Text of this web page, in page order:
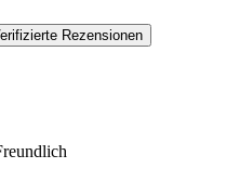
Rezensionen